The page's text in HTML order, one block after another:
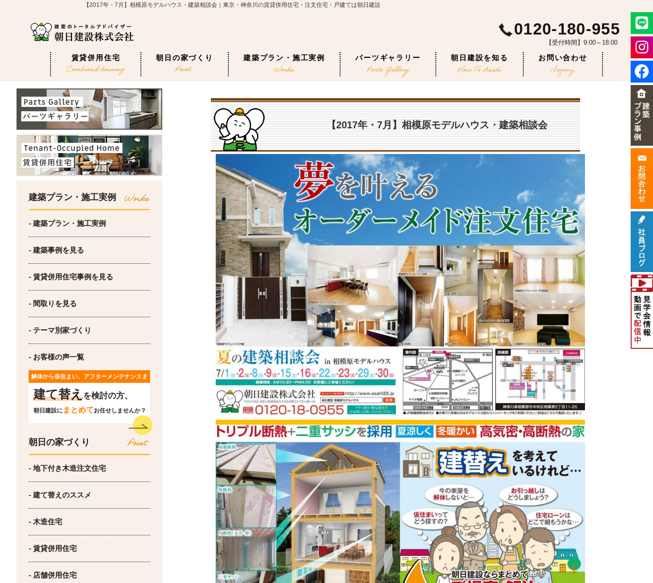
【2017年・7月】相模原モデルハウス・建築相談会｜東京・神奈川の賃貸併用住宅・注文住宅・戸建ては朝日建設
0120-180-955
【受付時間】9:00～18:00
賃貸併用住宅 朝日の家づくり 建築プラン・施工実例 パーツギャラリー 朝日建設を知る お問い合わせ
建築プラン・施工実例
- 建築プラン・施工実例
- 建築事例を見る
- 賃貸併用住宅事例を見る
- 間取りを見る
- テーマ別家づくり
- お客様の声一覧
解体から仮住まい、アフターメンテナンスま
建て替えを検討の方、
朝日建設に まとめてお任せしませんか？
朝日の家づくり
- 地下付き木造注文住宅
- 建て替えのススメ
- 木造住宅
- 賃貸併用住宅
- 店舗併用住宅
【2017年・7月】相模原モデルハウス・建築相談会